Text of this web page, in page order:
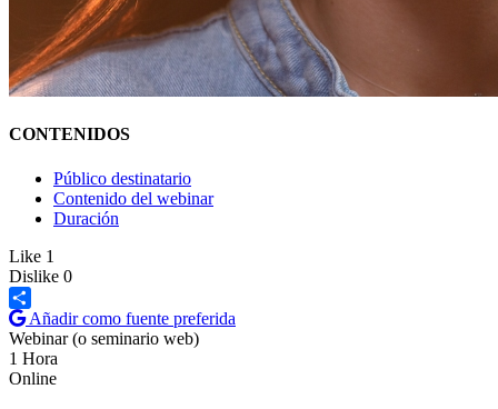
CONTENIDOS
Público destinatario
Contenido del webinar
Duración
Like 1
Dislike 0
Share
Añadir como fuente preferida
Webinar (o seminario web)
1 Hora
Online